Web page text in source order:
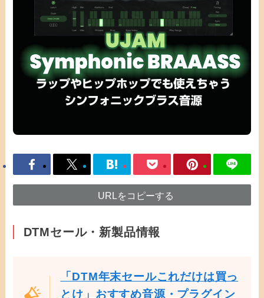
URLをコピーする
DTMセール・新製品情報
「DTM年末セールこれだけは買っ
とけ」おすすめ音源・プラグイン